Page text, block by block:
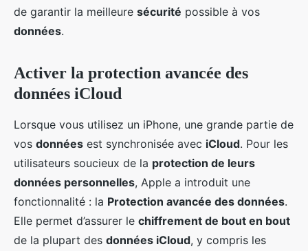
de garantir la meilleure sécurité possible à vos
données.
Activer la protection avancée des
données iCloud
Lorsque vous utilisez un iPhone, une grande partie de
vos données est synchronisée avec iCloud. Pour les
utilisateurs soucieux de la protection de leurs
données personnelles, Apple a introduit une
fonctionnalité : la Protection avancée des données.
Elle permet d’assurer le chiffrement de bout en bout
de la plupart des données iCloud, y compris les